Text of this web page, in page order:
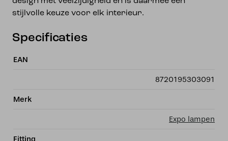
stijlvolle keuze voor elk interieur.
Specificaties
EAN
8720195303091
Merk
Expo lampen
Fitting